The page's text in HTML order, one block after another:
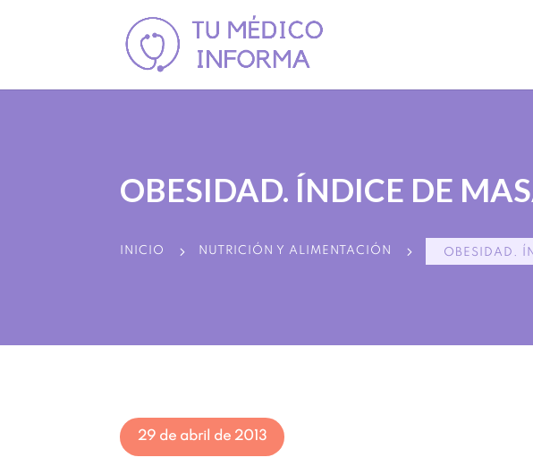
OBESIDAD. ÍNDICE DE
INICIO 5 NUTRICIÓN Y ALIMENTACIÓN 5 OBESIDAD.
29 de abril de 2013